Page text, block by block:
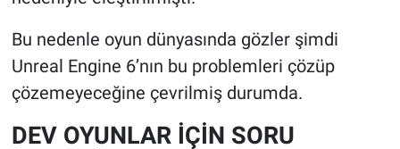
Bu nedenle oyun dünyasında gözler şimdi
Unreal Engine 6’nın bu problemleri çözüp
çözemeyeceğine çevrilmiş durumda.
DEV OYUNLAR İÇİN SORU